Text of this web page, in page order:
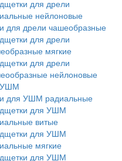
для дрели
нейлоновые
для дрели чашеобразные
для дрели
мягкие
для дрели
нейлоновые
УШМ
для УШМ радиальные
для УШМ
витые
для УШМ
мягкие
для УШМ